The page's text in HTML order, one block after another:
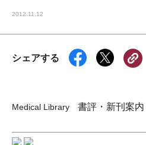
2012.11.12
シェアする
Medical Library 書評・新刊案内